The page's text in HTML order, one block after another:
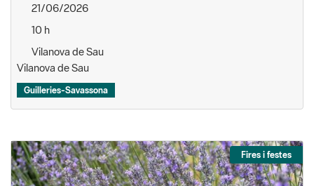
21/06/2026
10 h
Vilanova de Sau
Vilanova de Sau
Guilleries-Savassona
Fires i festes